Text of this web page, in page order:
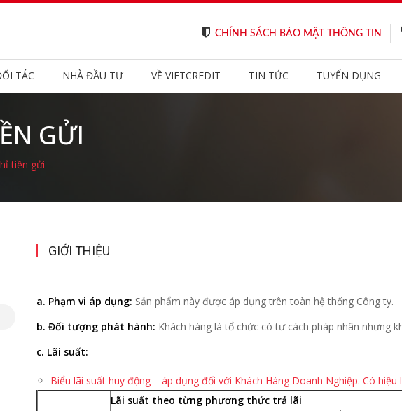
CHÍNH SÁCH BẢO MẬT THÔNG TIN
TÁC NHÀ ĐẦU TƯ VỀ VIETCREDIT TIN TỨC TUYỂN DỤNG
GỬI
tiền gửi
GIỚI THIỆU
a. Phạm vi áp dụng: Sản phẩm này được áp dụng trên toàn hệ thống Công ty.
b. Đối tượng phát hành: Khách hàng là tổ chức có tư cách pháp nhân nhưng
c. Lãi suất:
Biểu lãi suất huy động – áp dụng đối với Khách Hàng Doanh Nghiệp. Có
Lãi suất theo từng phương thức trả lãi